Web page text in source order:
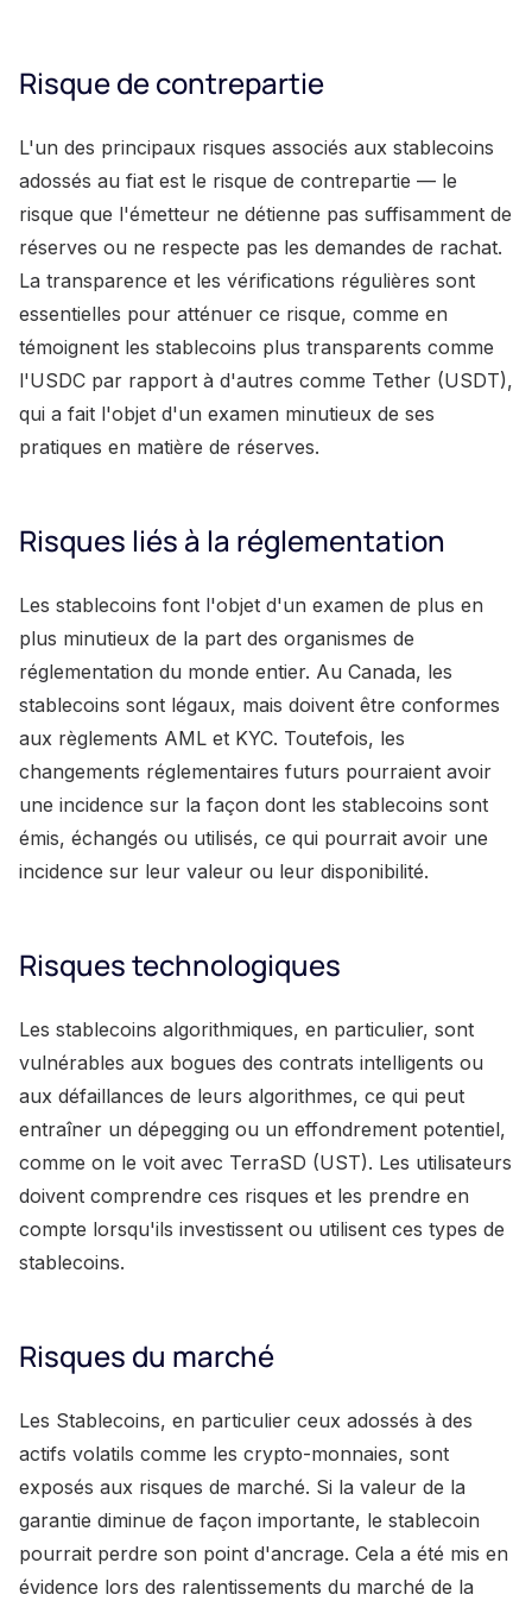
Risque de contrepartie
L'un des principaux risques associés aux stablecoins
adossés au fiat est le risque de contrepartie — le
risque que l'émetteur ne détienne pas suffisamment de
réserves ou ne respecte pas les demandes de rachat.
La transparence et les vérifications régulières sont
essentielles pour atténuer ce risque, comme en
témoignent les stablecoins plus transparents comme
l'USDC par rapport à d'autres comme Tether (USDT),
qui a fait l'objet d'un examen minutieux de ses
pratiques en matière de réserves.
Risques liés à la réglementation
Les stablecoins font l'objet d'un examen de plus en
plus minutieux de la part des organismes de
réglementation du monde entier. Au Canada, les
stablecoins sont légaux, mais doivent être conformes
aux règlements AML et KYC. Toutefois, les
changements réglementaires futurs pourraient avoir
une incidence sur la façon dont les stablecoins sont
émis, échangés ou utilisés, ce qui pourrait avoir une
incidence sur leur valeur ou leur disponibilité.
Risques technologiques
Les stablecoins algorithmiques, en particulier, sont
vulnérables aux bogues des contrats intelligents ou
aux défaillances de leurs algorithmes, ce qui peut
entraîner un dépegging ou un effondrement potentiel,
comme on le voit avec TerraSD (UST). Les utilisateurs
doivent comprendre ces risques et les prendre en
compte lorsqu'ils investissent ou utilisent ces types de
stablecoins.
Risques du marché
Les Stablecoins, en particulier ceux adossés à des
actifs volatils comme les crypto-monnaies, sont
exposés aux risques de marché. Si la valeur de la
garantie diminue de façon importante, le stablecoin
pourrait perdre son point d'ancrage. Cela a été mis en
évidence lors des ralentissements du marché de la